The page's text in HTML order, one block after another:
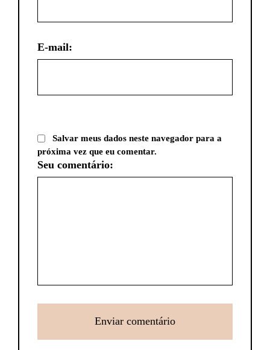
E-mail:
Salvar meus dados neste navegador para a
próxima vez que eu comentar.
Seu comentário: